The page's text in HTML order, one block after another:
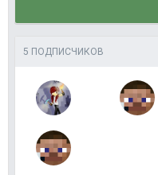
5 ПОДПИСЧИКОВ